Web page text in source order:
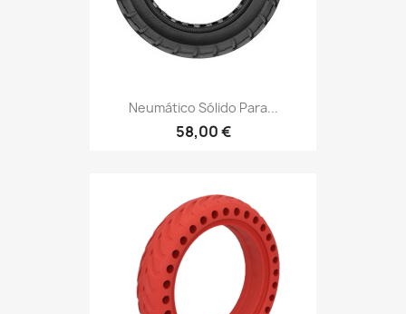
Neumático Sólido Para...
58,00 €